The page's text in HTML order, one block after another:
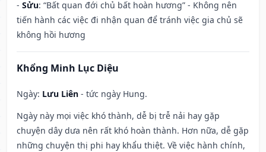
- Sửu: “Bất quan đới chủ bất hoàn hương” - Không nên
tiến hành các việc đi nhận quan để tránh việc gia chủ sẽ
không hồi hương
Khổng Minh Lục Diệu
Ngày: Lưu Liên - tức ngày Hung.
Ngày này mọi việc khó thành, dễ bị trễ nải hay gặp
chuyện dây dưa nên rất khó hoàn thành. Hơn nữa, dễ gặp
những chuyện thị phi hay khẩu thiệt. Về việc hành chính,